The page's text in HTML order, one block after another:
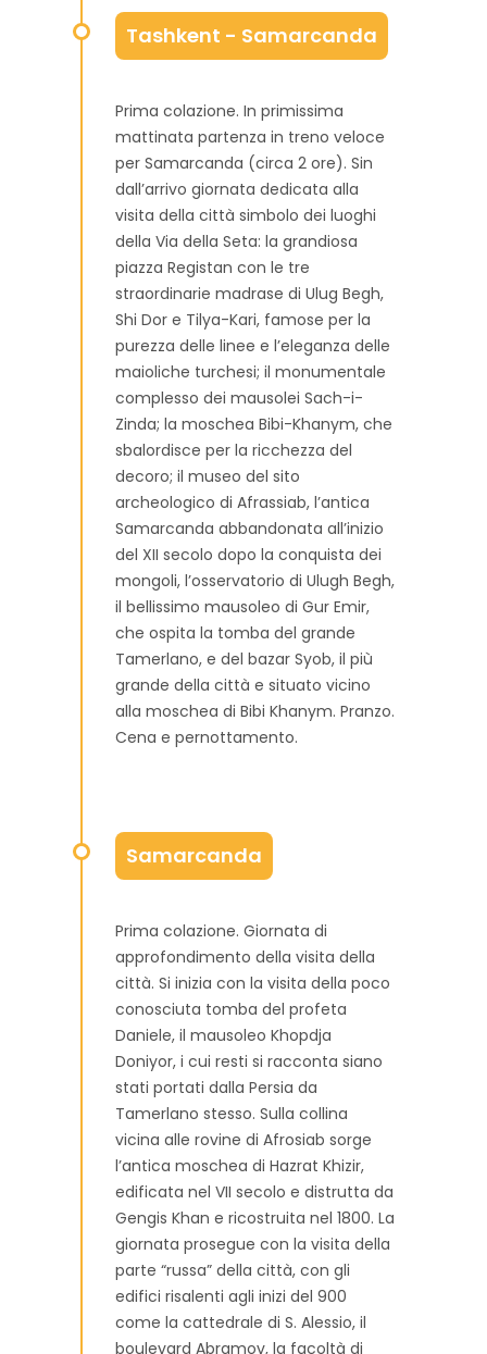
Tashkent - Samarcanda
Prima colazione. In primissima
mattinata partenza in treno veloce
per Samarcanda (circa 2 ore). Sin
dall’arrivo giornata dedicata alla
visita della città simbolo dei luoghi
della Via della Seta: la grandiosa
piazza Registan con le tre
straordinarie madrase di Ulug Begh,
Shi Dor e Tilya-Kari, famose per la
purezza delle linee e l’eleganza delle
maioliche turchesi; il monumentale
complesso dei mausolei Sach-i-
Zinda; la moschea Bibi-Khanym, che
sbalordisce per la ricchezza del
decoro; il museo del sito
archeologico di Afrassiab, l’antica
Samarcanda abbandonata all’inizio
del XII secolo dopo la conquista dei
mongoli, l’osservatorio di Ulugh Begh,
il bellissimo mausoleo di Gur Emir,
che ospita la tomba del grande
Tamerlano, e del bazar Syob, il più
grande della città e situato vicino
alla moschea di Bibi Khanym. Pranzo.
Cena e pernottamento.
Samarcanda
Prima colazione. Giornata di
approfondimento della visita della
città. Si inizia con la visita della poco
conosciuta tomba del profeta
Daniele, il mausoleo Khopdja
Doniyor, i cui resti si racconta siano
stati portati dalla Persia da
Tamerlano stesso. Sulla collina
vicina alle rovine di Afrosiab sorge
l’antica moschea di Hazrat Khizir,
edificata nel VII secolo e distrutta da
Gengis Khan e ricostruita nel 1800. La
giornata prosegue con la visita della
parte “russa” della città, con gli
edifici risalenti agli inizi del 900
come la cattedrale di S. Alessio, il
boulevard Abramov, la facoltà di